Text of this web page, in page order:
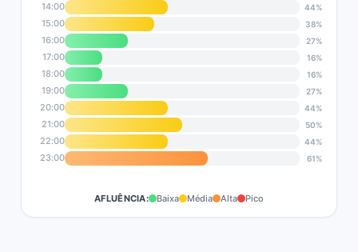
14:00 44%
15:00 38%
16:00 27%
17:00 16%
18:00 16%
19:00 27%
20:00 44%
21:00 50%
22:00 44%
23:00 61%
AFLUÊNCIA: Baixa Média Alta Pico